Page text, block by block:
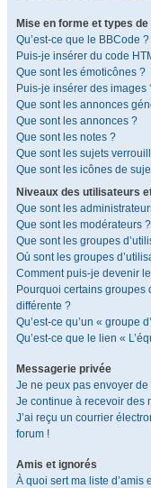
Mise en forme et types
Qu’est-ce que le BBCode ?
Puis-je insérer du code
Que sont les émoticônes ?
Puis-je insérer des images
Que sont les annonces
Que sont les annonces ?
Que sont les notes ?
Que sont les sujets
Que sont les icônes de
Niveaux des utilisateurs
Que sont les
Que sont les modérateurs ?
Que sont les groupes
Où sont les groupes
Comment puis-je devenir
Pourquoi certains groupes
différente ?
Qu’est-ce qu’un « groupe
Qu’est-ce que le lien «
Messagerie privée
Je ne peux pas envoyer
Je continue à recevoir des
J’ai reçu un courrier
forum !
Amis et ignorés
À quoi sert ma liste d’amis